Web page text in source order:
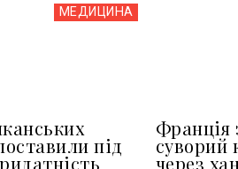
МЕДИЦИНА
під
Франція
суворий
через